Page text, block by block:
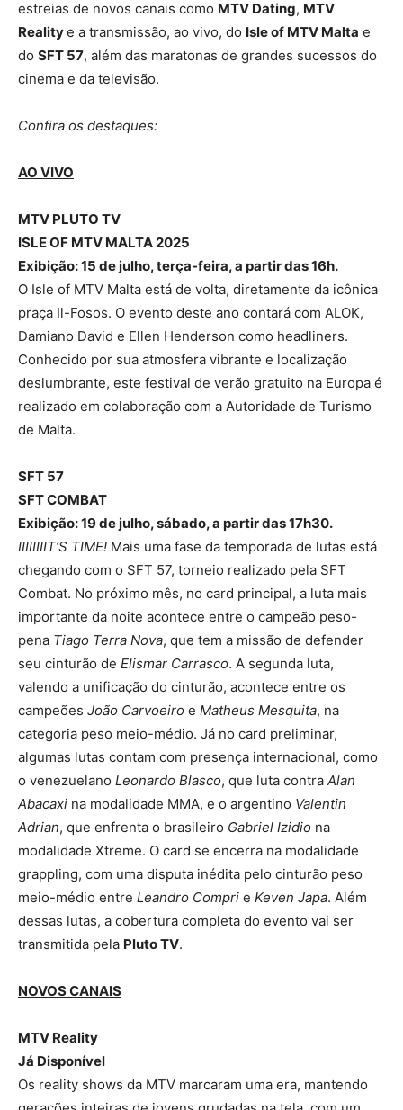
estreias de novos canais como MTV Dating, MTV
Realitye a transmissão, ao vivo, do Isle of MTV Malta e
do SFT 57, além das maratonas de grandes sucessos do
cinema e da televisão.
Confira os destaques:
AO VIVO
MTV PLUTO TV
ISLE OF MTV MALTA 2025
Exibição: 15 de julho, terça-feira, a partir das 16h.
O Isle of MTV Malta está de volta, diretamente da icônica
praça Il-Fosos. O evento deste ano contará com ALOK,
Damiano David e Ellen Henderson como headliners.
Conhecido por sua atmosfera vibrante e localização
deslumbrante, este festival de verão gratuito na Europa é
realizado em colaboração com a Autoridade de Turismo
de Malta.
SFT 57
SFT COMBAT
Exibição: 19 de julho, sábado, a partir das 17h30.
IIIIIIIIT’S TIME! Mais uma fase da temporada de lutas está
chegando com o SFT 57, torneio realizado pela SFT
Combat. No próximo mês, no card principal, a luta mais
importante da noite acontece entre o campeão peso-
pena Tiago Terra Nova, que tem a missão de defender
seu cinturão de Elismar Carrasco. A segunda luta,
valendo a unificação do cinturão, acontece entre os
campeões João Carvoeiro e Matheus Mesquita, na
categoria peso meio-médio. Já no card preliminar,
algumas lutas contam com presença internacional, como
o venezuelano Leonardo Blasco, que luta contra Alan
Abacaxi na modalidade MMA, e o argentino Valentin
Adrian, que enfrenta o brasileiro Gabriel Izidio na
modalidade Xtreme. O card se encerra na modalidade
grappling, com uma disputa inédita pelo cinturão peso
meio-médio entre Leandro Compri e Keven Japa. Além
dessas lutas, a cobertura completa do evento vai ser
transmitida pela Pluto TV.
NOVOS CANAIS
MTV Reality
Já Disponível
Os reality shows da MTV marcaram uma era, mantendo